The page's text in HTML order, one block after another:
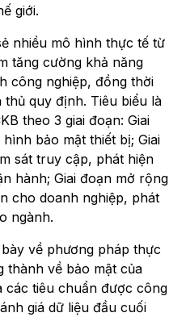
giới.
nhiều mô hình thực tế từ
tăng cường khả năng
công nghiệp, đồng thời
quy định. Tiêu biểu là
theo 3 giai đoạn: Giai
bảo mật thiết bị; Giai
sát truy cập, phát hiện
hành; Giai đoạn mở rộng
cho doanh nghiệp, phát
ngành.
về phương pháp thực
thành về bảo mật của
các tiêu chuẩn được công
giá dữ liệu đầu cuối